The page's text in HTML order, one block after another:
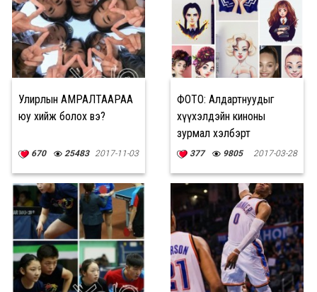
Улирлын АМРАЛТААРАА
юу хийж болох вэ?
670 25483 2017-11-03
ФОТО: Алдартнуудыг
хүүхэлдэйн киноны
зурмал хэлбэрт
хувиргавал...
377 9805 2017-03-28